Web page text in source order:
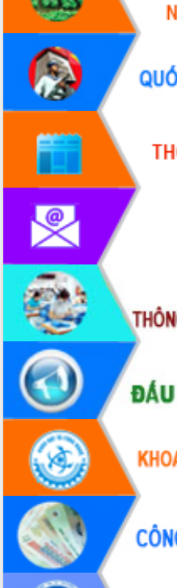
Lấy ý kiến điều chỉnh Quy hoạch tỉnh
Đắk Lắk thời kỳ 2021-2030, tầm nhìn
Phát động chiến dịch 30 ngày đêm
giải phóng mặt bằng Tuyến đường bộ
ven biển
Đắk Lắk nỗ lực thúc đẩy tăng trưởng
kinh tế từ 10% trở lên trong Quý
II/2026
Đắk Lắk ký kết thỏa thuận hợp tác về
chuyển đổi số giai đoạn 2026 – 2030
với Tập đoàn Bưu chính Viễn thông
Việt Nam
Thứ trưởng Bộ Y tế làm việc với tỉnh
Đắk Lắk về phát triển nhân lực y tế
cho trạm y tế cấp xã
Du lịch Đắk Lắk nâng tầm trải nghiệm
du khách thông qua Hệ thống cơ sở dữ
liệu và Bản đồ số
Tập huấn ứng dụng trí tuệ nhân tạo (AI)
trong thương mại điện tử năm 2026
Đoàn đại biểu Quốc hội tỉnh Đắk Lắk
trao đổi thông tin trước Kỳ họp thứ
nhất, Quốc hội khóa XVI
Quyết liệt cải cách hành chính, khơi
thông nguồn lực phát triển
Nâng cao hiệu lực, hiệu quả HĐND
tỉnh thông qua hiện đại hóa hành chính
Xã Ea Phê gắn cải cách hành chính với
chuyển đổi số
Phó Chủ tịch Thường trực UBND tỉnh
Hồ Thị Nguyên Thảo làm việc tại Trung
tâm Phục vụ hành chính công xã Ea